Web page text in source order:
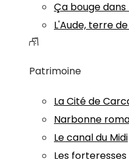
Ça bouge dans
L'Aude, terre
Patrimoine
La Cité de
Narbonne
Le canal du Midi
Les